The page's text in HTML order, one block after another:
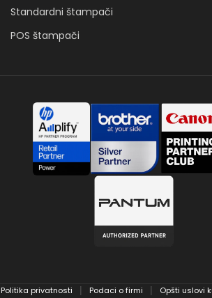
Standardni štampači
POS štampači
Politika privatnosti Podaci o firmi Opšti uslovi